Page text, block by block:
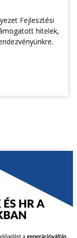
Fejlesztési
hitelek,